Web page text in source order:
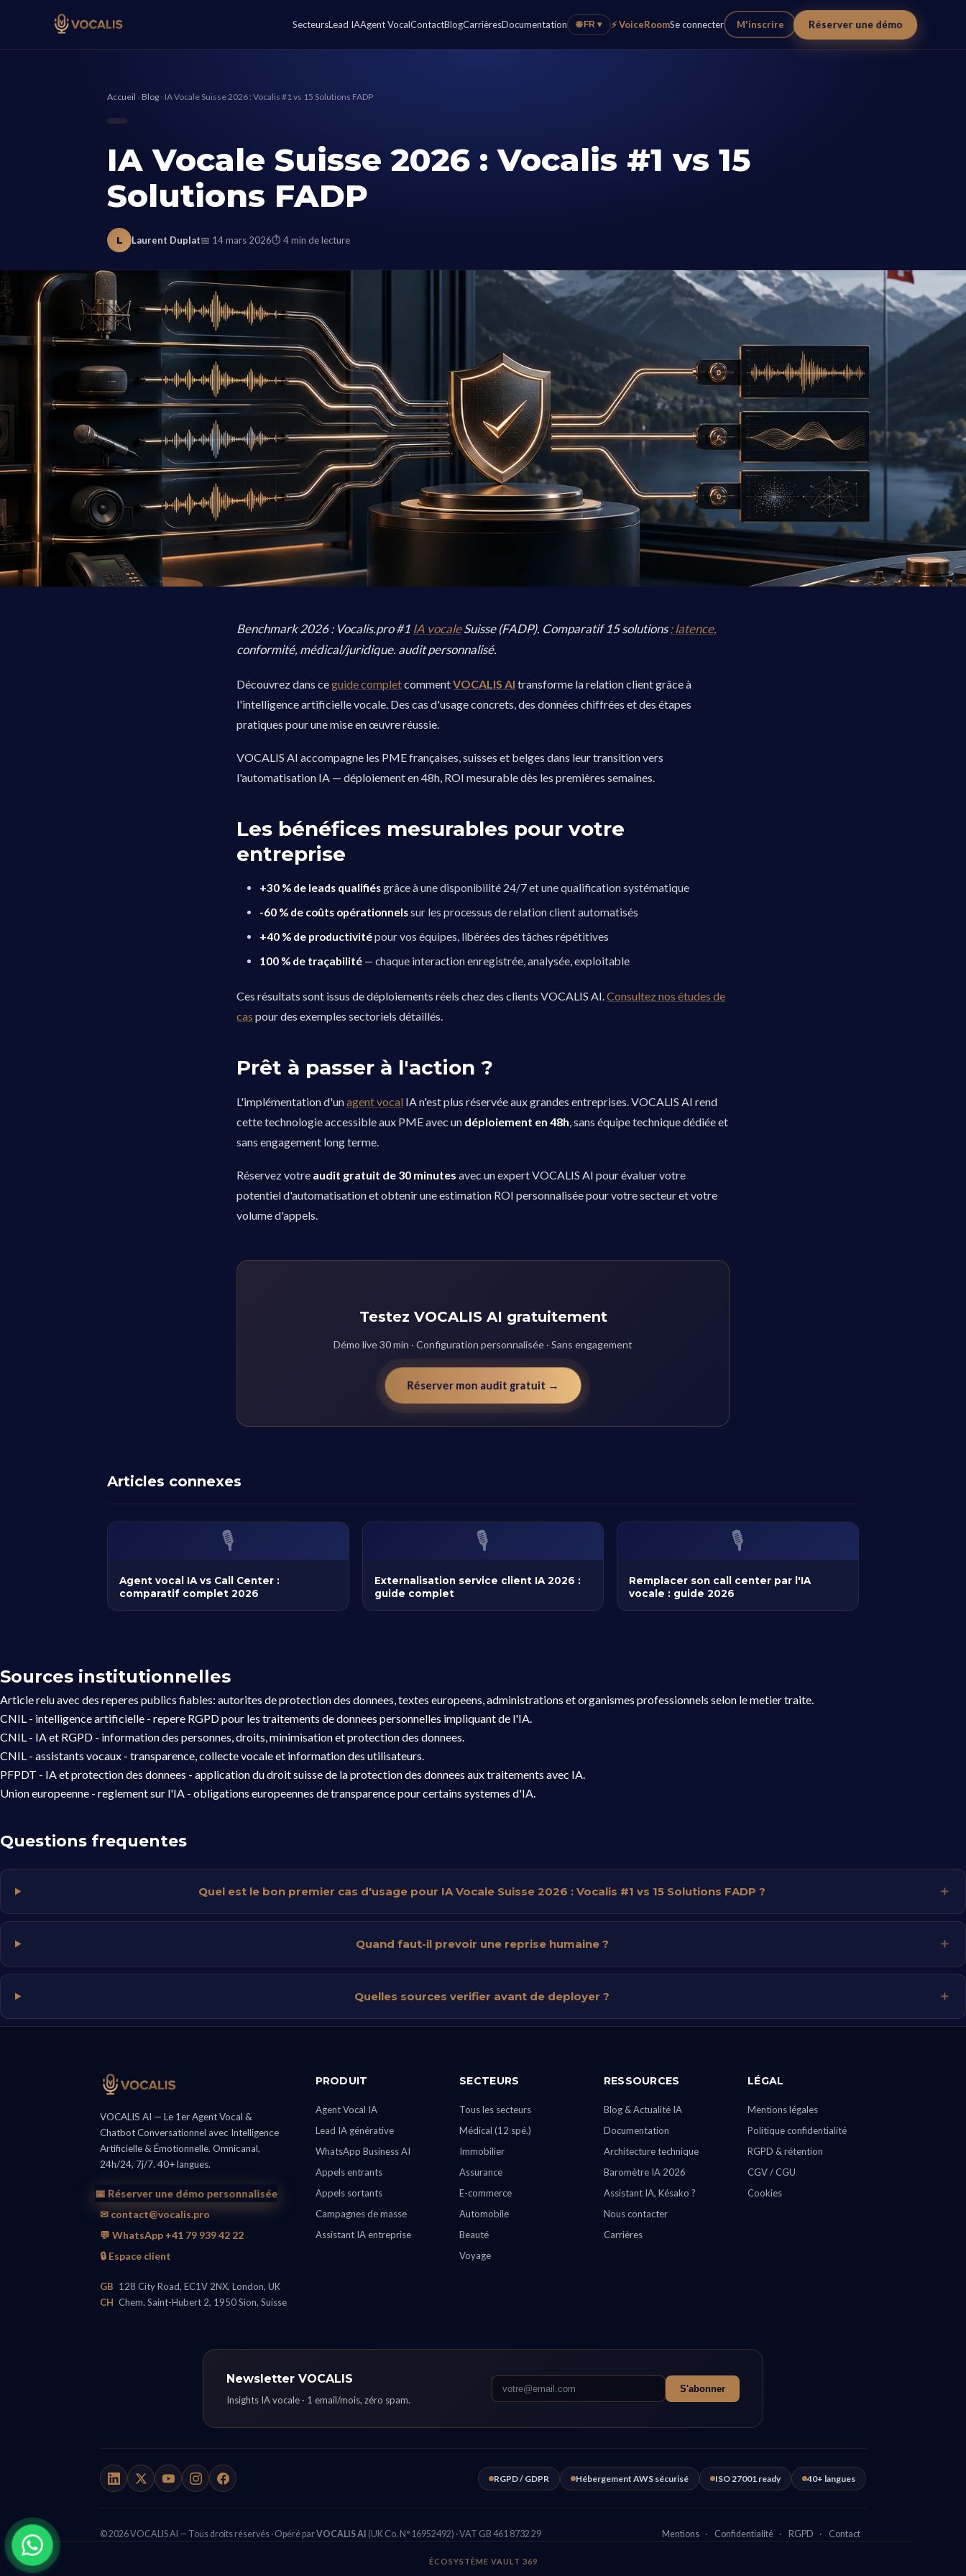
SecteursLead IAAgent VocalContactBlogCarrièresDocumentation 🌐 FR ▾ ⚡ VoiceRoomSe connecter M'inscrire Réserver une démo
Accueil › Blog › IA Vocale Suisse 2026 : Vocalis #1 vs 15 Solutions FADP
IA Vocale Suisse 2026 : Vocalis #1 vs 15
Solutions FADP
L Laurent Duplat📅 14 mars 2026⏱ 4 min de lecture
Benchmark 2026 : Vocalis.pro #1 IA vocaleSuisse (FADP). Comparatif 15 solutions: latence,
conformité, médical/juridique. audit personnalisé.
Découvrez dans ceguide completcommentVOCALIS AI transforme la relation client grâce à
l'intelligence artificielle vocale. Des cas d'usage concrets, des données chiffrées et des étapes
pratiques pour une mise en œuvre réussie.
VOCALIS AI accompagne les PME françaises, suisses et belges dans leur transition vers
l'automatisation IA — déploiement en 48h, ROI mesurable dès les premières semaines.
Les bénéfices mesurables pour votre
entreprise
+30 % de leads qualifiésgrâce à une disponibilité 24/7 et une qualification systématique
-60 % de coûts opérationnelssur les processus de relation client automatisés
+40 % de productivitépour vos équipes, libérées des tâches répétitives
100 % de traçabilité — chaque interaction enregistrée, analysée, exploitable
Ces résultats sont issus de déploiements réels chez des clients VOCALIS AI.Consultez nos études de
cas pour des exemples sectoriels détaillés.
Prêt à passer à l'action ?
L'implémentation d'unagent vocal IA n'est plus réservée aux grandes entreprises. VOCALIS AI rend
cette technologie accessible aux PME avec un déploiement en 48h, sans équipe technique dédiée et
sans engagement long terme.
Réservez votre audit gratuit de 30 minutes avec un expert VOCALIS AI pour évaluer votre
potentiel d'automatisation et obtenir une estimation ROI personnalisée pour votre secteur et votre
volume d'appels.
Testez VOCALIS AI gratuitement
Démo live 30 min · Configuration personnalisée · Sans engagement
Réserver mon audit gratuit →
Articles connexes
🎙️
Agent vocal IA vs Call Center :
comparatif complet 2026
🎙️
Externalisation service client IA 2026 :
guide complet
🎙️
Remplacer son call center par l'IA
vocale : guide 2026
Sources institutionnelles
Article relu avec des reperes publics fiables: autorites de protection des donnees, textes europeens, administrations et organismes professionnels selon le metier traite.
CNIL - intelligence artificielle - repere RGPD pour les traitements de donnees personnelles impliquant de l'IA.
CNIL - IA et RGPD - information des personnes, droits, minimisation et protection des donnees.
CNIL - assistants vocaux - transparence, collecte vocale et information des utilisateurs.
PFPDT - IA et protection des donnees - application du droit suisse de la protection des donnees aux traitements avec IA.
Union europeenne - reglement sur l'IA - obligations europeennes de transparence pour certains systemes d'IA.
Questions frequentes
Quel est le bon premier cas d'usage pour IA Vocale Suisse 2026 : Vocalis #1 vs 15 Solutions FADP ?
Quand faut-il prevoir une reprise humaine ?
Quelles sources verifier avant de deployer ?
VOCALIS AI — Le 1er Agent Vocal &
Chatbot Conversationnel avec Intelligence
Artificielle & Émotionnelle. Omnicanal,
24h/24, 7j/7. 40+ langues.
📅 Réserver une démo personnalisée
✉ contact@vocalis.pro
💬 WhatsApp +41 79 939 42 22
🔒 Espace client
GB 128 City Road, EC1V 2NX, London, UK
CH Chem. Saint-Hubert 2, 1950 Sion, Suisse
PRODUIT
Agent Vocal IA
Lead IA générative
WhatsApp Business AI
Appels entrants
Appels sortants
Campagnes de masse
Assistant IA entreprise
SECTEURS
Tous les secteurs
Médical (12 spé.)
Immobilier
Assurance
E-commerce
Automobile
Beauté
Voyage
RESSOURCES
Blog & Actualité IA
Documentation
Architecture technique
Baromètre IA 2026
Assistant IA, Késako ?
Nous contacter
Carrières
LÉGAL
Mentions légales
Politique confidentialité
RGPD & rétention
CGV / CGU
Cookies
Newsletter VOCALIS
Insights IA vocale · 1 email/mois, zéro spam.
S'abonner
RGPD / GDPR Hébergement AWS sécurisé ISO 27001 ready 40+ langues
© 2026 VOCALIS AI — Tous droits réservés · Opéré parVOCALIS AI (UK Co. N° 16952492) · VAT GB 461 8732 29 Mentions · Confidentialité · RGPD · Contact
ÉCOSYSTÈME VAULT 369